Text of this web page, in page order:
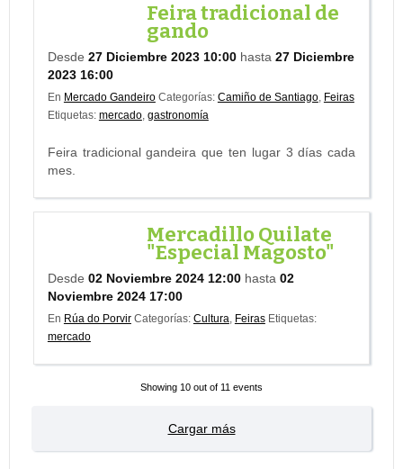
Feira tradicional de
gando
Desde 27 Diciembre 2023 10:00 hasta 27 Diciembre
2023 16:00
En Mercado Gandeiro Categorías: Camiño de Santiago, Feiras
Etiquetas: mercado, gastronomía
Feira tradicional gandeira que ten lugar 3 días cada
mes.
Mercadillo Quilate
"Especial Magosto"
Desde 02 Noviembre 2024 12:00 hasta 02
Noviembre 2024 17:00
En Rúa do Porvir Categorías: Cultura, Feiras Etiquetas:
mercado
Showing 10 out of 11 events
Cargar más